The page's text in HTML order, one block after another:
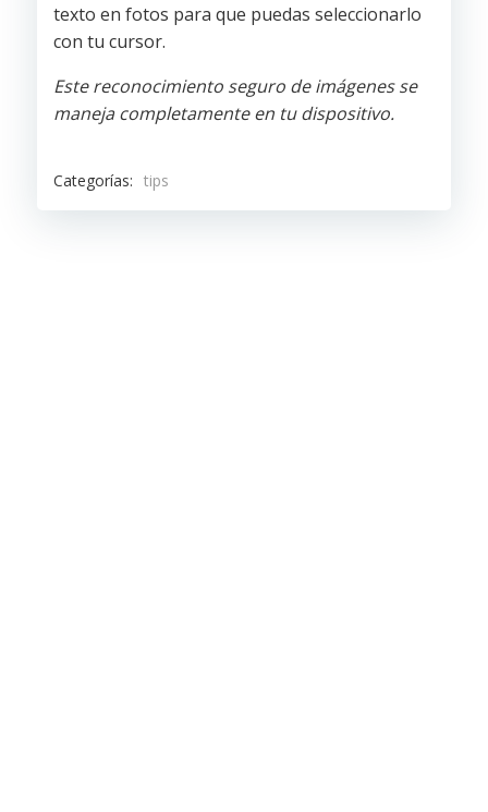
texto en fotos para que puedas seleccionarlo
con tu cursor.
Este reconocimiento seguro de imágenes se
maneja completamente en tu dispositivo.
Categorías: tips